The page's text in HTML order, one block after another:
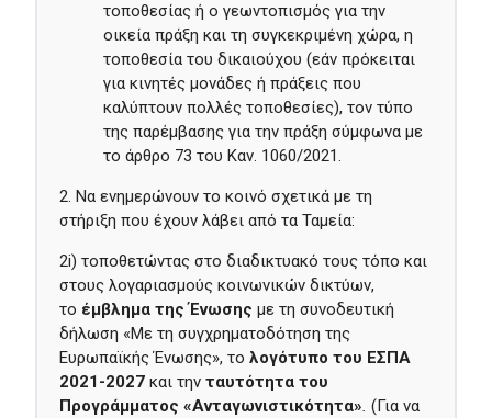
τοποθεσίας ή ο γεωντοπισμός για την
οικεία πράξη και τη συγκεκριμένη χώρα, η
τοποθεσία του δικαιούχου (εάν πρόκειται
για κινητές μονάδες ή πράξεις που
καλύπτουν πολλές τοποθεσίες), τον τύπο
της παρέμβασης για την πράξη σύμφωνα με
το άρθρο 73 του Καν. 1060/2021.
2. Να ενημερώνουν το κοινό σχετικά με τη
στήριξη που έχουν λάβει από τα Ταμεία:
2i) τοποθετώντας στο διαδικτυακό τους τόπο και
στους λογαριασμούς κοινωνικών δικτύων,
το έμβλημα της Ένωσης με τη συνοδευτική
δήλωση «Με τη συγχρηματοδότηση της
Ευρωπαϊκής Ένωσης», τολογότυπο του ΕΣΠΑ
2021-2027 και τηνταυτότητα του
Προγράμματος «Ανταγωνιστικότητα».(Για να